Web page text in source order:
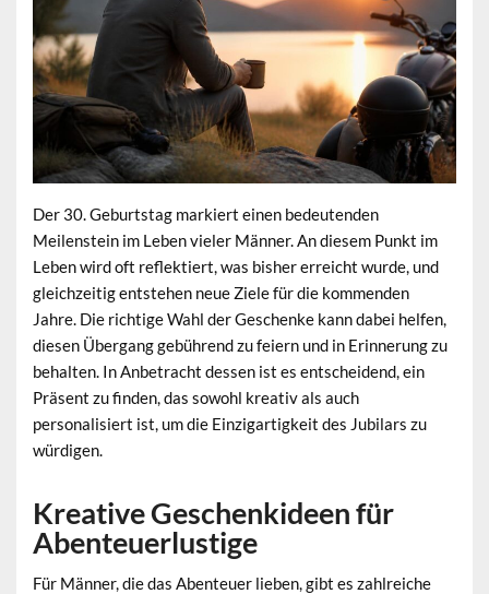
Der 30. Geburtstag markiert einen bedeutenden
Meilenstein im Leben vieler Männer. An diesem Punkt im
Leben wird oft reflektiert, was bisher erreicht wurde, und
gleichzeitig entstehen neue Ziele für die kommenden
Jahre. Die richtige Wahl der Geschenke kann dabei helfen,
diesen Übergang gebührend zu feiern und in Erinnerung zu
behalten. In Anbetracht dessen ist es entscheidend, ein
Präsent zu finden, das sowohl kreativ als auch
personalisiert ist, um die Einzigartigkeit des Jubilars zu
würdigen.
Kreative Geschenkideen für
Abenteuerlustige
Für Männer, die das Abenteuer lieben, gibt es zahlreiche